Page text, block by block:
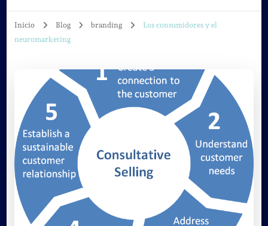
Inicio Blog branding
Los consumidores y el
neuromarketing